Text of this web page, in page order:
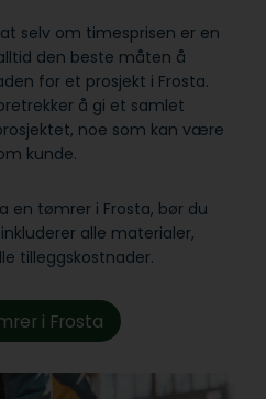
selv om timesprisen er en
den beste måten å
for et prosjekt i Frosta.
å gi et samlet
noe som kan være
kunde.
en tømrer i Frosta, bør du
alle materialer,
tilleggskostnader.
i Frosta